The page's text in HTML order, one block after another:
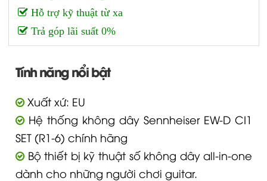
Hỗ trợ kỹ thuật từ xa
Trả góp lãi suất 0%
Tính năng nổi bật
Xuất xứ: EU
Hệ thống không dây Sennheiser EW-D CI1
SET (R1-6) chính hãng
Bộ thiết bị kỹ thuật số không dây all-in-one
dành cho những người chơi guitar.